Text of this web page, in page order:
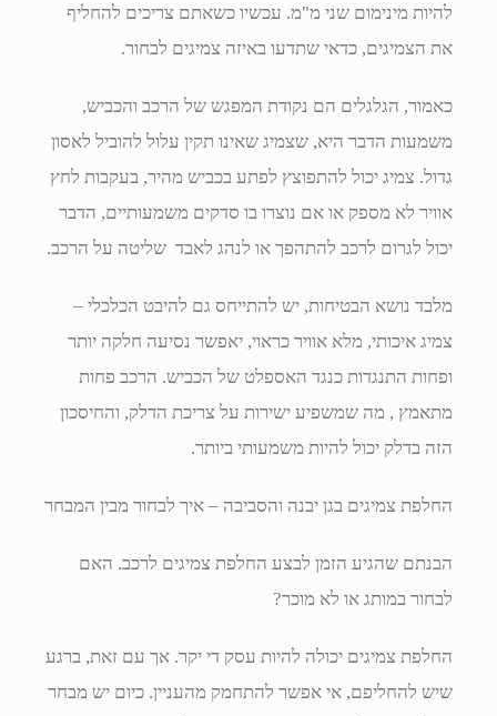
להיות מינימום שני מ"מ. עכשיו כשאתם צריכים להחליף
את הצמיגים, כדאי שתדעו באיזה צמיגים לבחור.
כאמור, הגלגלים הם נקודת המפגש של הרכב והכביש,
משמעות הדבר היא, שצמיג שאינו תקין עלול להוביל לאסון
גדול. צמיג יכול להתפוצץ לפתע בכביש מהיר, בעקבות לחץ
אוויר לא מספק או אם נוצרו בו סדקים משמעותיים, הדבר
יכול לגרום לרכב להתהפך או לנהג לאבד שליטה על הרכב.
מלבד נושא הבטיחות, יש להתייחס גם להיבט הכלכלי –
צמיג איכותי, מלא אוויר כראוי, יאפשר נסיעה חלקה יותר
ופחות התנגדות כנגד האספלט של הכביש. הרכב פחות
מתאמץ , מה שמשפיע ישירות על צריכת הדלק, והחיסכון
הזה בדלק יכול להיות משמעותי ביותר.
החלפת צמיגים בגן יבנה והסביבה – איך לבחור מבין המבחר
הבנתם שהגיע הזמן לבצע החלפת צמיגים לרכב. האם
לבחור במותג או לא מוכר?
החלפת צמיגים יכולה להיות עסק די יקר. אך עם זאת, ברגע
שיש להחליפם, אי אפשר להתחמק מהעניין. כיום יש מבחר